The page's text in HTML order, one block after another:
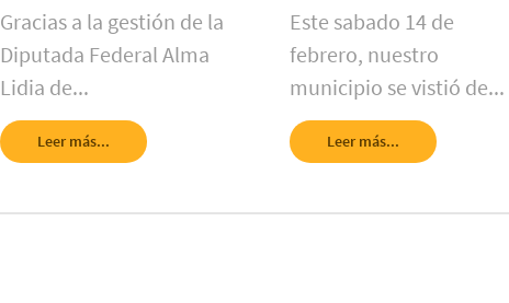
Gracias a la gestión de la
Diputada Federal Alma
Lidia de...
Leer más...
Este sabado 14 de
febrero, nuestro
municipio se vistió de...
Leer más...